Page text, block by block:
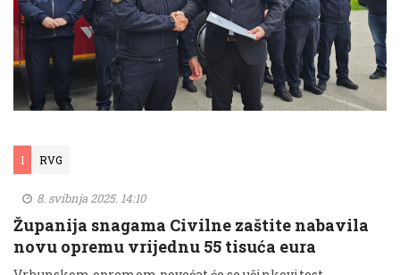
I RVG
8. svibnja 2025. 14:10
Županija snagama Civilne zaštite nabavila
novu opremu vrijednu 55 tisuća eura